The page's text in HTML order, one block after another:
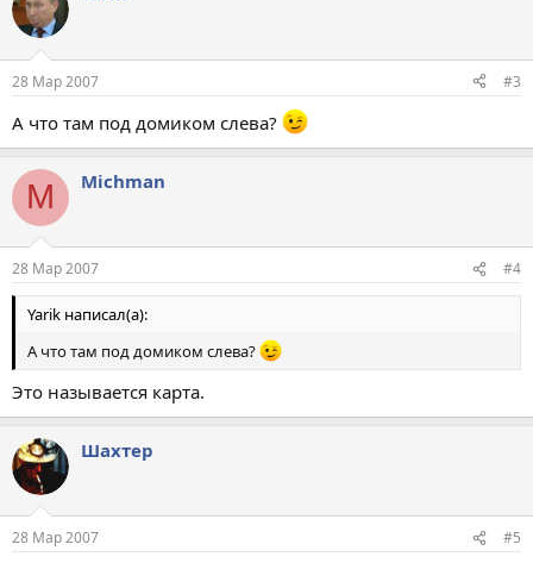
28 Мар 2007 #3
А что там под домиком слева?
M Michman
28 Мар 2007 #4
Yarik написал(а):
А что там под домиком слева?
Это называется карта.
Шахтер
28 Мар 2007 #5